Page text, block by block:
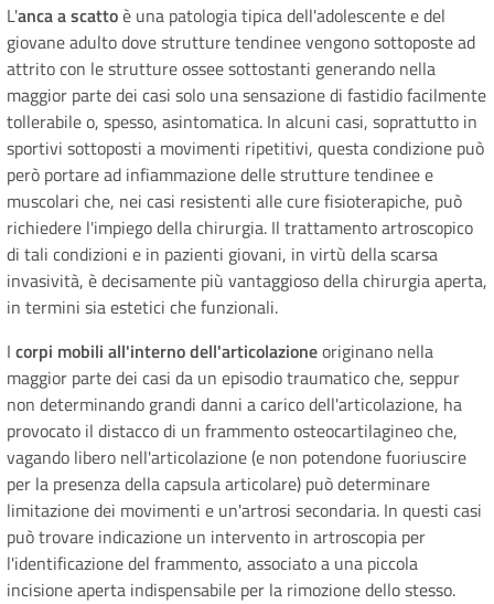
L'anca a scattoè una patologia tipica dell'adolescente e del
giovane adulto dove strutture tendinee vengono sottoposte ad
attrito con le strutture ossee sottostanti generando nella
maggior parte dei casi solo una sensazione di fastidio facilmente
tollerabile o, spesso, asintomatica. In alcuni casi, soprattutto in
sportivi sottoposti a movimenti ripetitivi, questa condizione può
però portare ad infiammazione delle strutture tendinee e
muscolari che, nei casi resistenti alle cure fisioterapiche, può
richiedere l'impiego della chirurgia. Il trattamento artroscopico
di tali condizioni e in pazienti giovani, in virtù della scarsa
invasività, è decisamente più vantaggioso della chirurgia aperta,
in termini sia estetici che funzionali.
I corpi mobili all'interno dell'articolazioneoriginano nella
maggior parte dei casi da un episodio traumatico che, seppur
non determinando grandi danni a carico dell'articolazione, ha
provocato il distacco di un frammento osteocartilagineo che,
vagando libero nell'articolazione (e non potendone fuoriuscire
per la presenza della capsula articolare) può determinare
limitazione dei movimenti e un'artrosi secondaria. In questi casi
può trovare indicazione un intervento in artroscopia per
l'identificazione del frammento, associato a una piccola
incisione aperta indispensabile per la rimozione dello stesso.